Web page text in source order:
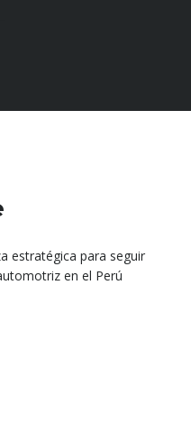
estratégica para seguir
en el Perú